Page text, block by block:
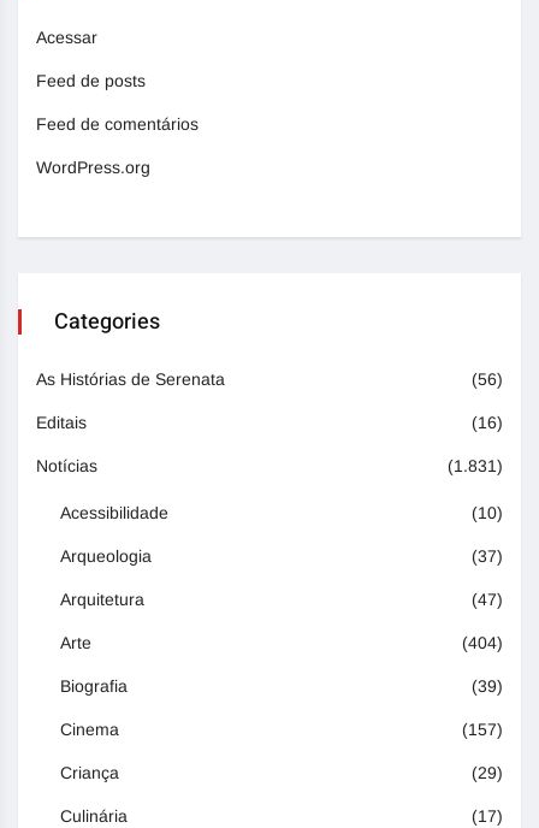
Acessar
Feed de posts
Feed de comentários
WordPress.org
Categories
As Histórias de Serenata (56)
Editais (16)
Notícias (1.831)
Acessibilidade (10)
Arqueologia (37)
Arquitetura (47)
Arte (404)
Biografia (39)
Cinema (157)
Criança (29)
Culinária (17)